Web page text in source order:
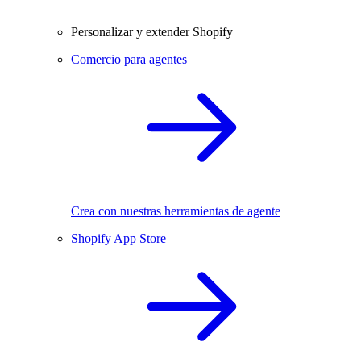
Personalizar y extender Shopify
Comercio para agentes
Crea con nuestras herramientas de agente
Shopify App Store